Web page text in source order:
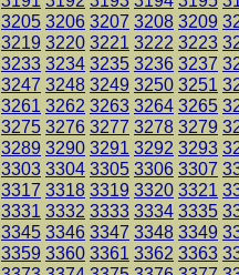
3205 3206 3207 3208 3209
3219 3220 3221 3222 3223
3233 3234 3235 3236 3237
3247 3248 3249 3250 3251
3261 3262 3263 3264 3265
3275 3276 3277 3278 3279
3289 3290 3291 3292 3293
3303 3304 3305 3306 3307
3317 3318 3319 3320 3321
3331 3332 3333 3334 3335
3345 3346 3347 3348 3349
3359 3360 3361 3362 3363